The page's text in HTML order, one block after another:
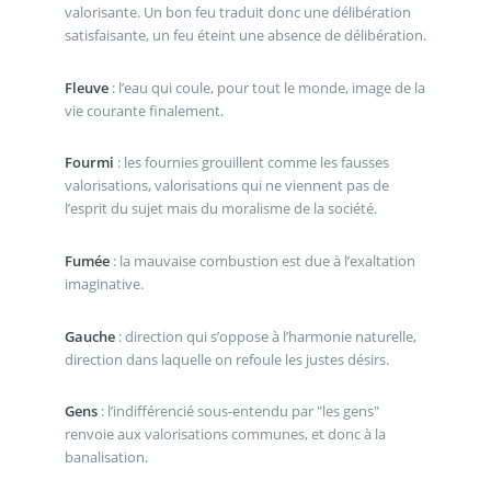
valorisante. Un bon feu traduit donc une délibération
satisfaisante, un feu éteint une absence de délibération.
Fleuve: l’eau qui coule, pour tout le monde, image de la
vie courante finalement.
Fourmi : les fournies grouillent comme les fausses
valorisations, valorisations qui ne viennent pas de
l’esprit du sujet mais du moralisme de la société.
Fumée: la mauvaise combustion est due à l’exaltation
imaginative.
Gauche: direction qui s’oppose à l’harmonie naturelle,
direction dans laquelle on refoule les justes désirs.
Gens: l’indifférencié sous-entendu par "les gens"
renvoie aux valorisations communes, et donc à la
banalisation.